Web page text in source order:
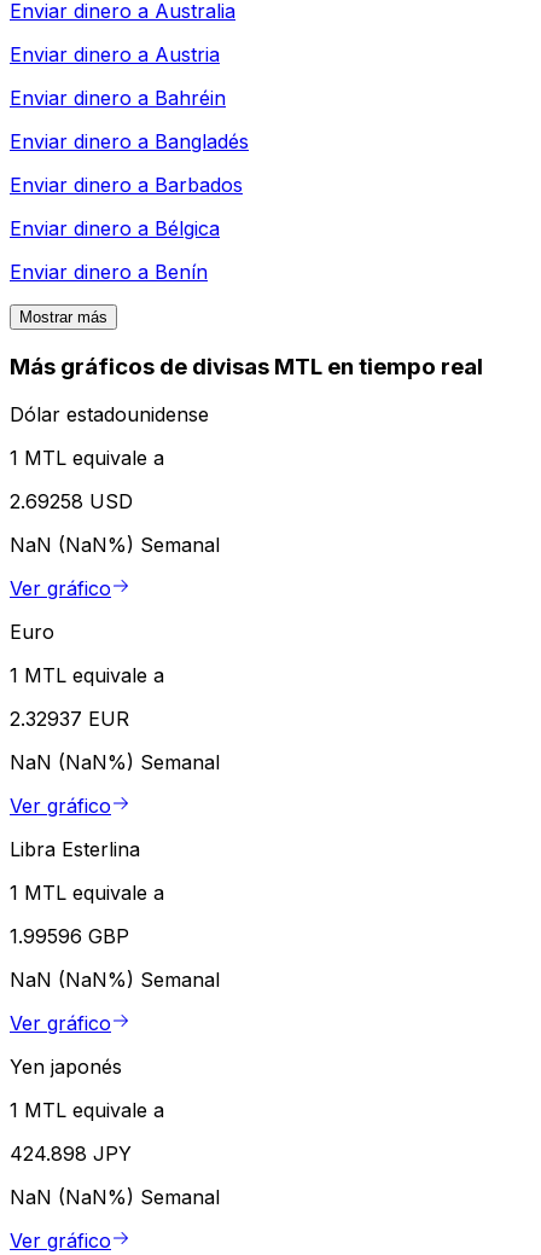
Enviar dinero a Australia
Enviar dinero a Austria
Enviar dinero a Bahréin
Enviar dinero a Bangladés
Enviar dinero a Barbados
Enviar dinero a Bélgica
Enviar dinero a Benín
Mostrar más
Más gráficos de divisas MTL en tiempo real
Dólar estadounidense
1 MTL equivale a
2.69258 USD
NaN (NaN%) Semanal
Ver gráfico
Euro
1 MTL equivale a
2.32937 EUR
NaN (NaN%) Semanal
Ver gráfico
Libra Esterlina
1 MTL equivale a
1.99596 GBP
NaN (NaN%) Semanal
Ver gráfico
Yen japonés
1 MTL equivale a
424.898 JPY
NaN (NaN%) Semanal
Ver gráfico